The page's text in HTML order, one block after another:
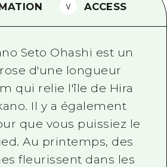
de Photos
sur le transport en
touristique
ACCESS
Seto Ohashi est un
d'une longueur
qui relie l'île de Hira
Il y a également
que vous puissiez le
Au printemps, des
fleurissent dans les